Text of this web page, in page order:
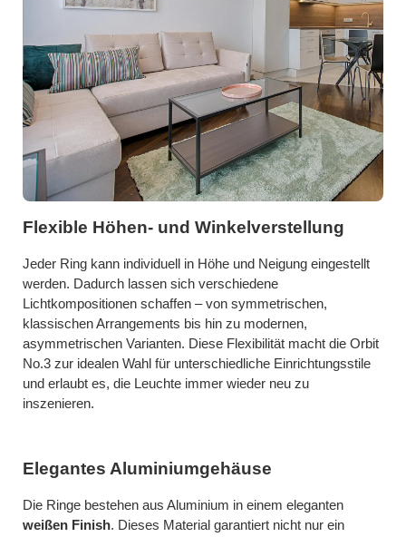
Flexible Höhen- und Winkelverstellung
Jeder Ring kann individuell in Höhe und Neigung eingestellt
werden. Dadurch lassen sich verschiedene
Lichtkompositionen schaffen – von symmetrischen,
klassischen Arrangements bis hin zu modernen,
asymmetrischen Varianten. Diese Flexibilität macht die Orbit
No.3 zur idealen Wahl für unterschiedliche Einrichtungsstile
und erlaubt es, die Leuchte immer wieder neu zu
inszenieren.
Elegantes Aluminiumgehäuse
Die Ringe bestehen aus Aluminium in einem eleganten
weißen Finish. Dieses Material garantiert nicht nur ein